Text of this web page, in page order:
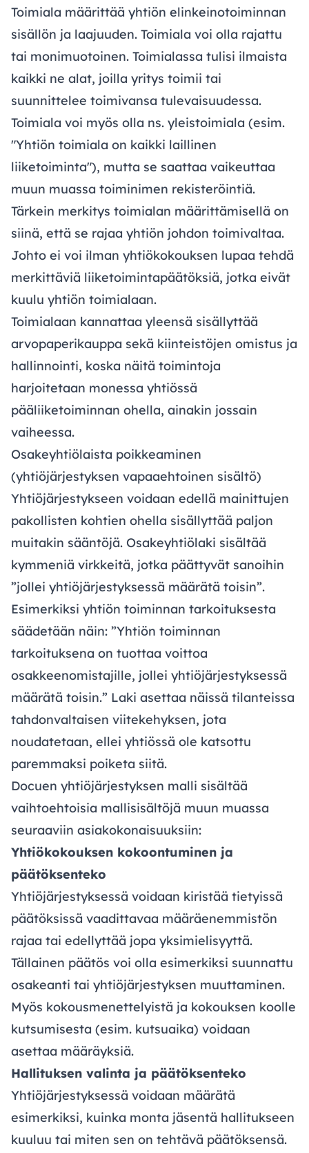
Toimiala määrittää yhtiön elinkeinotoiminnan
sisällön ja laajuuden. Toimiala voi olla rajattu
tai monimuotoinen. Toimialassa tulisi ilmaista
kaikki ne alat, joilla yritys toimii tai
suunnittelee toimivansa tulevaisuudessa.
Toimiala voi myös olla ns. yleistoimiala (esim.
"Yhtiön toimiala on kaikki laillinen
liiketoiminta"), mutta se saattaa vaikeuttaa
muun muassa toiminimen rekisteröintiä.
Tärkein merkitys toimialan määrittämisellä on
siinä, että se rajaa yhtiön johdon toimivaltaa.
Johto ei voi ilman yhtiökokouksen lupaa tehdä
merkittäviä liiketoimintapäätöksiä, jotka eivät
kuulu yhtiön toimialaan.
Toimialaan kannattaa yleensä sisällyttää
arvopaperikauppa sekä kiinteistöjen omistus ja
hallinnointi, koska näitä toimintoja
harjoitetaan monessa yhtiössä
pääliiketoiminnan ohella, ainakin jossain
vaiheessa.
Osakeyhtiölaista poikkeaminen
(yhtiöjärjestyksen vapaaehtoinen sisältö)
Yhtiöjärjestykseen voidaan edellä mainittujen
pakollisten kohtien ohella sisällyttää paljon
muitakin sääntöjä. Osakeyhtiölaki sisältää
kymmeniä virkkeitä, jotka päättyvät sanoihin
”jollei yhtiöjärjestyksessä määrätä toisin”.
Esimerkiksi yhtiön toiminnan tarkoituksesta
säädetään näin: ”Yhtiön toiminnan
tarkoituksena on tuottaa voittoa
osakkeenomistajille, jollei yhtiöjärjestyksessä
määrätä toisin.” Laki asettaa näissä tilanteissa
tahdonvaltaisen viitekehyksen, jota
noudatetaan, ellei yhtiössä ole katsottu
paremmaksi poiketa siitä.
Docuen yhtiöjärjestyksen malli sisältää
vaihtoehtoisia mallisisältöjä muun muassa
seuraaviin asiakokonaisuuksiin:
Yhtiökokouksen kokoontuminen ja
päätöksenteko
Yhtiöjärjestyksessä voidaan kiristää tietyissä
päätöksissä vaadittavaa määräenemmistön
rajaa tai edellyttää jopa yksimielisyyttä.
Tällainen päätös voi olla esimerkiksi suunnattu
osakeanti tai yhtiöjärjestyksen muuttaminen.
Myös kokousmenettelyistä ja kokouksen koolle
kutsumisesta (esim. kutsuaika) voidaan
asettaa määräyksiä.
Hallituksen valinta ja päätöksenteko
Yhtiöjärjestyksessä voidaan määrätä
esimerkiksi, kuinka monta jäsentä hallitukseen
kuuluu tai miten sen on tehtävä päätöksensä.